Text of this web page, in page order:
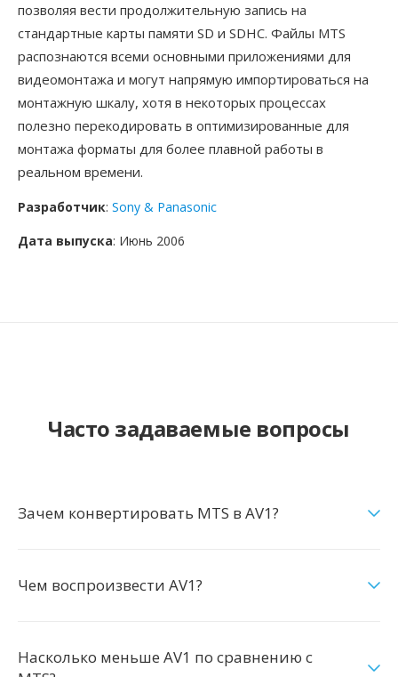
позволяя вести продолжительную запись на
стандартные карты памяти SD и SDHC. Файлы MTS
распознаются всеми основными приложениями для
видеомонтажа и могут напрямую импортироваться на
монтажную шкалу, хотя в некоторых процессах
полезно перекодировать в оптимизированные для
монтажа форматы для более плавной работы в
реальном времени.
Разработчик: Sony & Panasonic
Дата выпуска: Июнь 2006
Часто задаваемые вопросы
Зачем конвертировать MTS в AV1?
Чем воспроизвести AV1?
Насколько меньше AV1 по сравнению с